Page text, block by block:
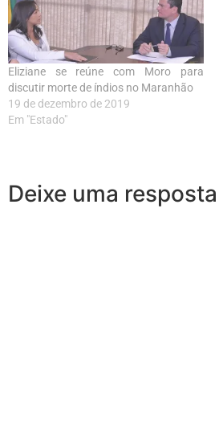
Eliziane se reúne com Moro para
discutir morte de índios no Maranhão
19 de dezembro de 2019
Em "Estado"
Deixe uma resposta